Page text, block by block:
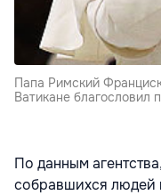
Папа Римский
Ватикане благословил
По данным
собравшихся людей